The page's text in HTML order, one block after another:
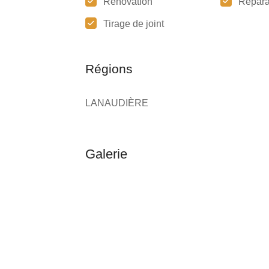
Tirage de joint
Régions
LANAUDIÈRE